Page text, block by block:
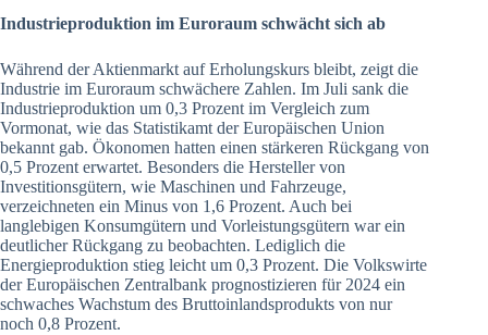
Industrieproduktion im Euroraum schwächt sich ab
Während der Aktienmarkt auf Erholungskurs bleibt, zeigt die
Industrie im Euroraum schwächere Zahlen. Im Juli sank die
Industrieproduktion um 0,3 Prozent im Vergleich zum
Vormonat, wie das Statistikamt der Europäischen Union
bekannt gab. Ökonomen hatten einen stärkeren Rückgang von
0,5 Prozent erwartet. Besonders die Hersteller von
Investitionsgütern, wie Maschinen und Fahrzeuge,
verzeichneten ein Minus von 1,6 Prozent. Auch bei
langlebigen Konsumgütern und Vorleistungsgütern war ein
deutlicher Rückgang zu beobachten. Lediglich die
Energieproduktion stieg leicht um 0,3 Prozent. Die Volkswirte
der Europäischen Zentralbank prognostizieren für 2024 ein
schwaches Wachstum des Bruttoinlandsprodukts von nur
noch 0,8 Prozent.